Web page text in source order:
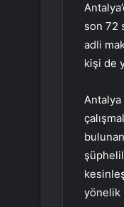
son 72
adli
kişi de
Antalya
yönelik